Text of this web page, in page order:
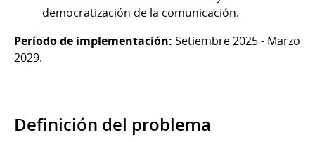
democratización de la comunicación.
Período de implementación: Setiembre 2025 - Marzo
2029.
Definición del problema